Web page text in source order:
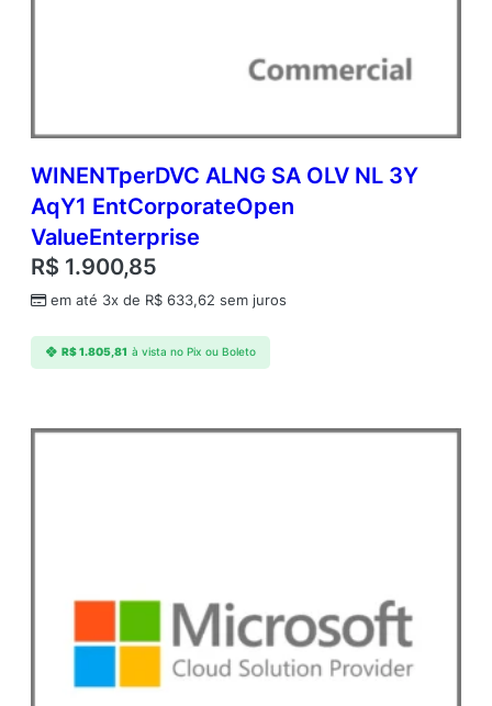
WINENTperDVC ALNG SA OLV NL 3Y
AqY1 EntCorporateOpen
ValueEnterprise
R$ 1.900,85
em até 3x de R$ 633,62 sem juros
R$1.805,81 à vista no Pix ou Boleto